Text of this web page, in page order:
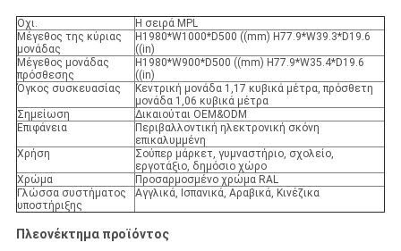
Οχι.
Η σειρά MPL
Μέγεθος της κύριας
μονάδας
H1980*W1000*D500 ((mm) H77.9*W39.3*D19.6
((in)
Μέγεθος μονάδας
πρόσθεσης
H1980*W900*D500 ((mm) H77.9*W35.4*D19.6
((in)
Όγκος συσκευασίας
Κεντρική μονάδα 1,17 κυβικά μέτρα, πρόσθετη
μονάδα 1,06 κυβικά μέτρα
Σημείωση
Δικαιούται OEM&ODM
Επιφάνεια
Περιβαλλοντική ηλεκτρονική σκόνη
επικαλυμμένη
Χρήση
Σούπερ μάρκετ, γυμναστήριο, σχολείο,
εργοτάξιο, δημόσιο χώρο
Χρώμα
Προσαρμοσμένο χρώμα RAL
Γλώσσα συστήματος
υποστήριξης
Αγγλικά, Ισπανικά, Αραβικά, Κινέζικα
Πλεονέκτημα προϊόντος